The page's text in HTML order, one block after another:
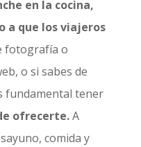
en la cocina,
a que los viajeros
fotografía o
o si sabes de
fundamental tener
ofrecerte.A
comida y